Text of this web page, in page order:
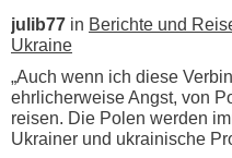
julib77 in Berichte und
Ukraine
„Auch wenn ich diese
ehrlicherweise Angst, von
reisen. Die Polen werden
Ukrainer und ukrainische